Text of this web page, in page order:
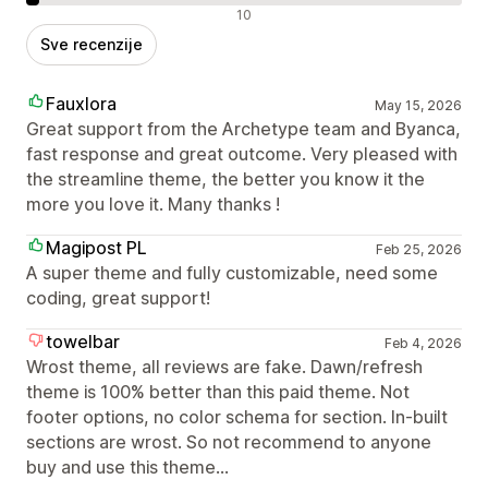
Negativne recenzije 10
Sve recenzije
Fauxlora May 15, 2026
Great support from the Archetype team and Byanca,
fast response and great outcome. Very pleased with
the streamline theme, the better you know it the
more you love it. Many thanks !
Magipost PL
Feb 25, 2026
A super theme and fully customizable, need some
coding, great support!
towelbar
Feb 4, 2026
Wrost theme, all reviews are fake. Dawn/refresh
theme is 100% better than this paid theme. Not
footer options, no color schema for section. In-built
sections are wrost. So not recommend to anyone
buy and use this theme...